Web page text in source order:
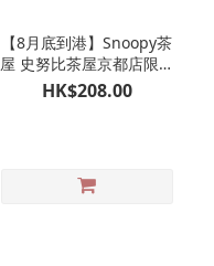
【8月底到港】Snoopy茶
屋 史努比茶屋京都店限定
錦市場 掛畫 掛布（不連掛
HK$208.00